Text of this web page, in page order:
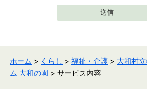
送信
ホーム > くらし > 福祉・介護 > 大和村
ム 大和の園 > サービス内容